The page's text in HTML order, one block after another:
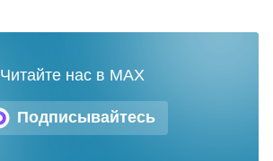
Подписывайтесь
Читайте нас в MAX